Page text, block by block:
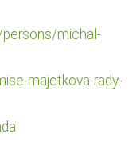
michal-
majetkova-rady-